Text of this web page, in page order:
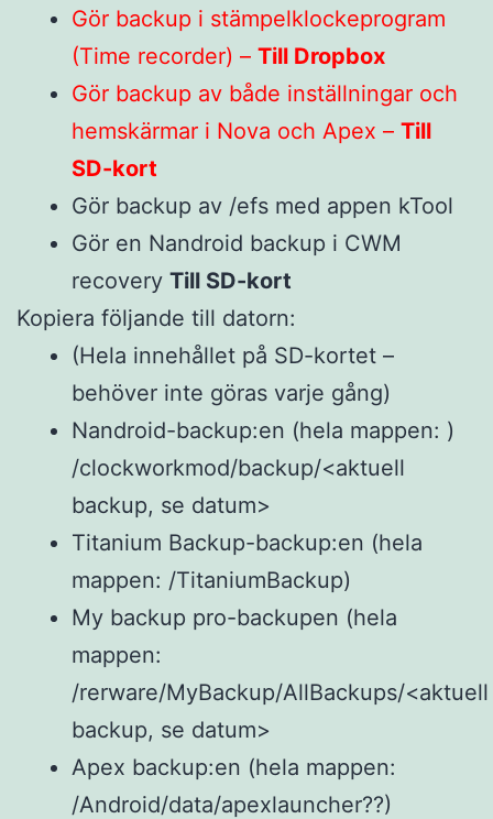
Gör backup i stämpelklockeprogram
(Time recorder) – Till Dropbox
Gör backup av både inställningar och
hemskärmar i Nova och Apex – Till
SD-kort
Gör backup av /efs med appen kTool
Gör en Nandroid backup i CWM
recovery Till SD-kort
Kopiera följande till datorn:
(Hela innehållet på SD-kortet –
behöver inte göras varje gång)
Nandroid-backup:en (hela mappen: )
/clockworkmod/backup/<aktuell
backup, se datum>
Titanium Backup-backup:en (hela
mappen: /TitaniumBackup)
My backup pro-backupen (hela
mappen:
/rerware/MyBackup/AllBackups/<aktuell
backup, se datum>
Apex backup:en (hela mappen:
/Android/data/apexlauncher??)